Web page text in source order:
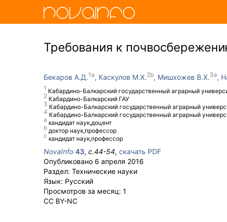
Требования к
Бекаров А.Д.
Кабардино-Балкарский государственный аграрный
кандидат наук,доцент
Каскулов М.Х.
Кабардино-Балкарский ГАУ
доктор наук,профессор
Мишхожев В.Х.
Кабардино-Балкарский государственный аграрный
Кабардино-Балкарский государственный аграрный
кандидат наук,профессор
NovaInfo 43, с.44-54, скачать PDF
Опубликовано 6 апреля 2016
Раздел: Технические науки
Язык: Русский
Просмотров за месяц: 1
CC BY-NC